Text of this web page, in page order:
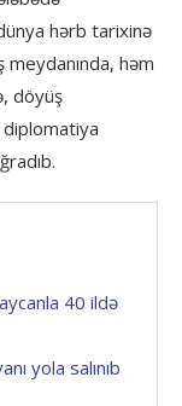
hərb tarixinə
meydanında, həm
döyüş
diplomatiya
40 ildə
yola salınıb